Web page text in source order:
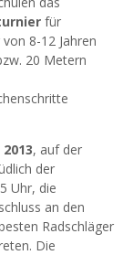
für
8-12 Jahren
20 Metern
, auf der
der
Uhr, die
an den
Radschläger
Die